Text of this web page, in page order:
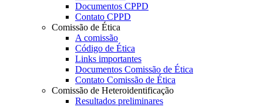
Documentos CPPD
Contato CPPD
Comissão de Ética
A comissão
Código de Ética
Links importantes
Documentos Comissão de Ética
Contato Comissão de Ética
Comissão de Heteroidentificação
Resultados preliminares